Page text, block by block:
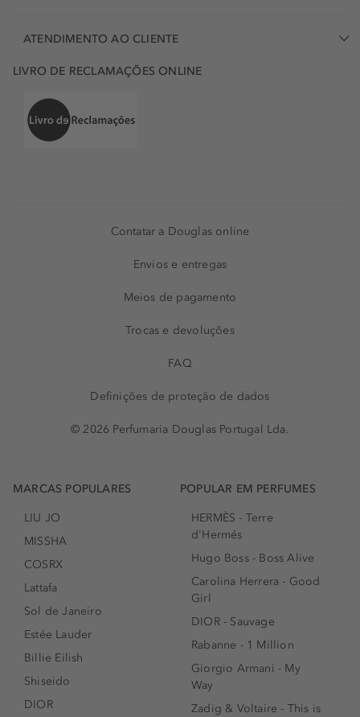
ATENDIMENTO AO CLIENTE
LIVRO DE RECLAMAÇÕES ONLINE
Contatar a Douglas online
Envios e entregas
Meios de pagamento
Trocas e devoluções
FAQ
Definições de proteção de dados
© 2026 Perfumaria Douglas Portugal Lda.
MARCAS POPULARES
LIU JO
MISSHA
COSRX
Lattafa
Sol de Janeiro
Estée Lauder
Billie Eilish
Shiseido
DIOR
POPULAR EM PERFUMES
HERMÈS - Terre
d'Hermés
Hugo Boss - Boss Alive
Carolina Herrera - Good
Girl
DIOR - Sauvage
Rabanne - 1 Million
Giorgio Armani - My
Way
Zadig & Voltaire - This is